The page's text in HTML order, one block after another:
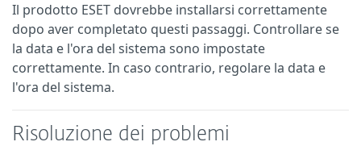
Il prodotto ESET dovrebbe installarsi correttamente
dopo aver completato questi passaggi. Controllare se
la data e l'ora del sistema sono impostate
correttamente. In caso contrario, regolare la data e
l'ora del sistema.
Risoluzione dei problemi